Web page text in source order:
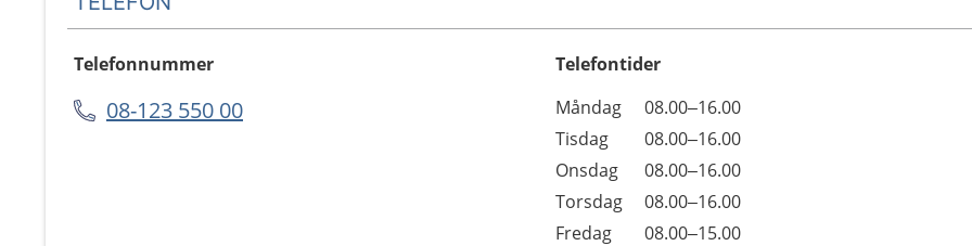
Telefonnummer
08-123 550 00
Telefontider
Dag
Öppettider
Kommentarer
Måndag
08.00–16.00
Tisdag
08.00–16.00
Onsdag
08.00–16.00
Torsdag
08.00–16.00
Fredag
08.00–15.00